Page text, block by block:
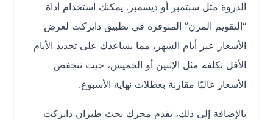
الذروة مثل سبتمبر أو ديسمبر. يمكنك استخدام أداة
“التقويم المرن” المتوفرة في تطبيق دايركت لعرض
الأسعار عبر أيام الشهر، مما يساعدك على تحديد الأيام
الأقل تكلفة مثل الإثنين أو الخميس، حيث تنخفض
الأسعار غالبًا مقارنة بعطلات نهاية الأسبوع.
بالإضافة إلى ذلك، يقدم محرك بحث طيران دايركت